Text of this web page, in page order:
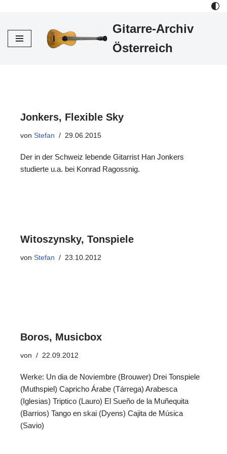
Inhalt
Gitarre-Archiv
Österreich
Jonkers, Flexible Sky
von Stefan 29.06.2015
Der in der Schweiz lebende Gitarrist Han Jonkers
studierte u.a. bei Konrad Ragossnig.
Witoszynsky, Tonspiele
von Stefan 23.10.2012
Boros, Musicbox
von 22.09.2012
Werke: Un dia de Noviembre (Brouwer) Drei Tonspiele
(Muthspiel) Capricho Árabe (Tárrega) Arabesca
(Iglesias) Triptico (Lauro) El Sueño de la Muñequita
(Barrios) Tango en skai (Dyens) Cajita de Música
(Savio)